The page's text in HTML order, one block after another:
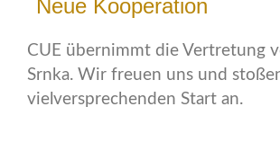
Neue Kooperation
CUE übernimmt die Vertretung
Srnka. Wir freuen uns und
vielversprechenden Start an.